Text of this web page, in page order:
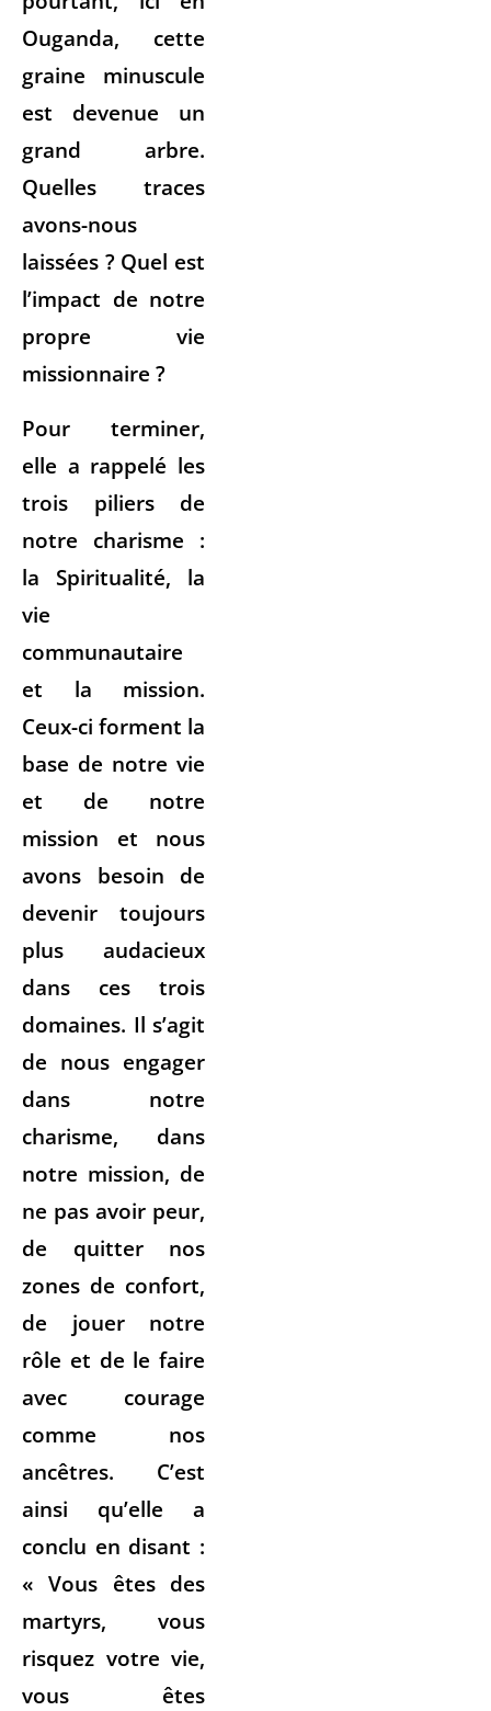
Ouganda, cette
graine minuscule
est devenue un
grand arbre.
Quelles traces
avons-nous
laissées ? Quel est
l’impact de notre
propre vie
missionnaire ?
Pour terminer,
elle a rappelé les
trois piliers de
notre charisme :
la Spiritualité, la
vie
communautaire
et la mission.
Ceux-ci forment la
base de notre vie
et de notre
mission et nous
avons besoin de
devenir toujours
plus audacieux
dans ces trois
domaines. Il s’agit
de nous engager
dans notre
charisme, dans
notre mission, de
ne pas avoir peur,
de quitter nos
zones de confort,
de jouer notre
rôle et de le faire
avec courage
comme nos
ancêtres. C’est
ainsi qu’elle a
conclu en disant :
« Vous êtes des
martyrs, vous
risquez votre vie,
vous êtes